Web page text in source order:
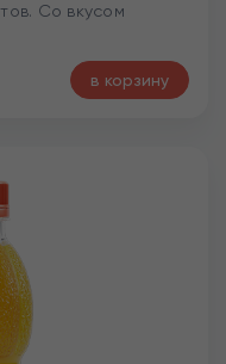
Со вкусом
в корзину